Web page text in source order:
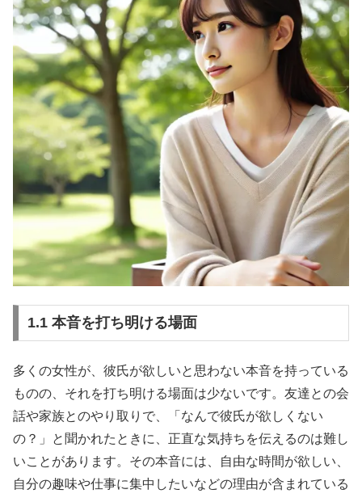
1.1 本音を打ち明ける場面
多くの女性が、彼氏が欲しいと思わない本音を持っている
ものの、それを打ち明ける場面は少ないです。友達との会
話や家族とのやり取りで、「なんで彼氏が欲しくない
の？」と聞かれたときに、正直な気持ちを伝えるのは難し
いことがあります。その本音には、自由な時間が欲しい、
自分の趣味や仕事に集中したいなどの理由が含まれている